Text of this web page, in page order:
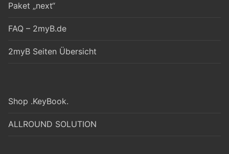
Paket „next“
FAQ – 2myB.de
2myB Seiten Übersicht
Shop .KeyBook.
ALLROUND SOLUTION